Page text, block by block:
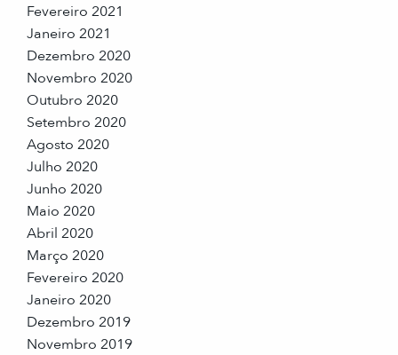
Fevereiro 2021
Janeiro 2021
Dezembro 2020
Novembro 2020
Outubro 2020
Setembro 2020
Agosto 2020
Julho 2020
Junho 2020
Maio 2020
Abril 2020
Março 2020
Fevereiro 2020
Janeiro 2020
Dezembro 2019
Novembro 2019